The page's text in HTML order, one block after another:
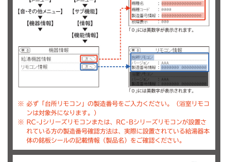
※ 必ず「台所リモコン」の製造番号をご入力ください。（浴室リモコ
ンは対象外になります。）
※ RC-Jシリーズリモコンまたは、RC-Bシリーズリモコンが設置さ
れている方の製造番号確認方法は、実際に設置されている給湯器本
体の銘板シールの記載情報（製品名）をご確認ください。